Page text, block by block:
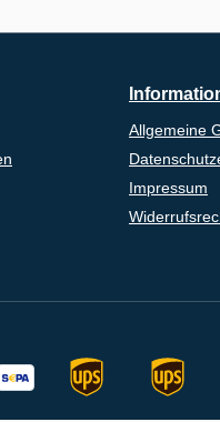
Allgemeine
Impressum